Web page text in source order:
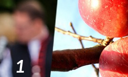
1
2